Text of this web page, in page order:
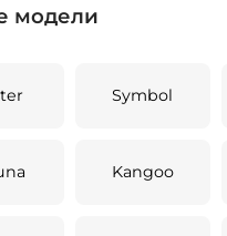
модели
Symbol
Kangoo